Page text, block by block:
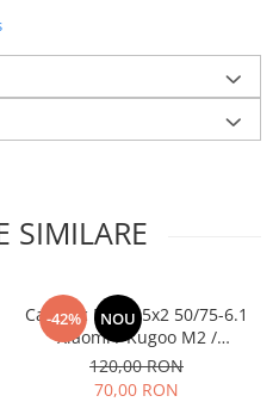
SIMILARE
-42% NOU
Cauciuc Plin 8.5x2 50/75-6.1
Xiaomi / Kugoo M2 /
Ducati/Evergreen/Motus/
120,00 RON
70,00 RON